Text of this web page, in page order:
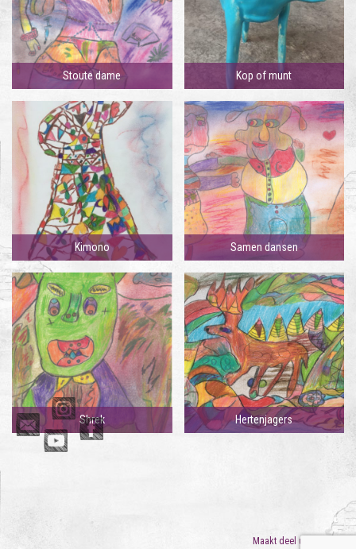
Stoute dame Kop of munt
Kimono Samen dansen
Shrek Hertenjagers
Maakt deel uit van